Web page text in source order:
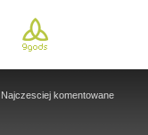
Najczesciej komentowane